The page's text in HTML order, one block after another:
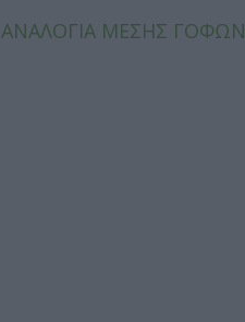
ΑΝΑΛΟΓΙΑ ΜΕΣΗΣ ΓΟΦΩΝ